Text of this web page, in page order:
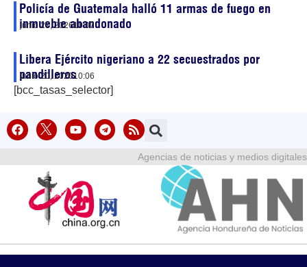
Policía de Guatemala halló 11 armas de fuego en
inmueble abandonado
junio 27, 202610:07
Libera Ejército nigeriano a 22 secuestrados por
pandilleros
junio 20, 202610:06
[bcc_tasas_selector]
Agencias de noticias y medios digitales